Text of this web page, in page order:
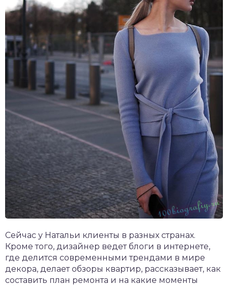
Сейчас у Натальи клиенты в разных странах.
Кроме того, дизайнер ведет блоги в интернете,
где делится современными трендами в мире
декора, делает обзоры квартир, рассказывает, как
составить план ремонта и на какие моменты